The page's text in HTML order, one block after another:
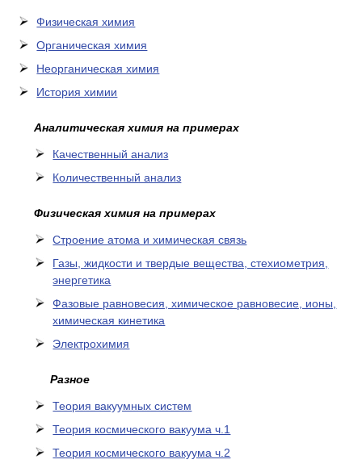
Физическая химия
Органическая химия
Неорганическая химия
История химии
Аналитическая химия на примерах
Качественный анализ
Количественный анализ
Физическая химия на примерах
Cтроение атома и химическая связь
Газы, жидкости и твердые вещества, стехиометрия,
энергетика
Фазовые равновесия, химическое равновесие, ионы,
химическая кинетика
Электрохимия
Разное
Теория вакуумных систем
Теория космического вакуума ч.1
Теория космического вакуума ч.2